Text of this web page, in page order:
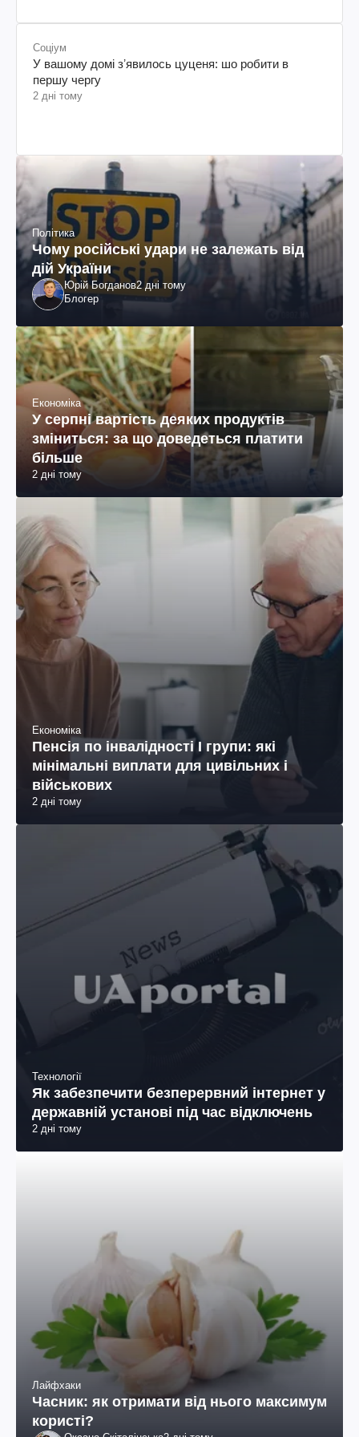
Соціум
У вашому домі зʼявилось цуценя: шо робити в
першу чергу
2 дні тому
Політика
Чому російські удари не залежать від
дій України
Юрій Богданов2 дні тому
Блогер
Економіка
У серпні вартість деяких продуктів
зміниться: за що доведеться платити
більше
2 дні тому
Економіка
Пенсія по інвалідності I групи: які
мінімальні виплати для цивільних і
військових
2 дні тому
Технології
Як забезпечити безперервний інтернет у
державній установі під час відключень
2 дні тому
Лайфхаки
Часник: як отримати від нього максимум
користі?